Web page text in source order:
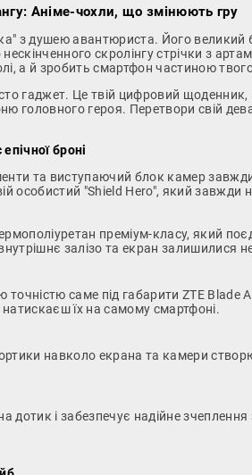
Аніме-чохли, що змінюють гру
з душею авантюриста. Його
скролінгу стрічки з
а й зробить смартфон частиною
гаджет. Це твій цифровий щоденник,
головного героя. Перетвори свій
броні
та виступаючий блок камер
особистий "Shield Hero", який завжди
преміум-класу, який
залізо та екран залишилися
саме під габарити ZTE Blade
їх на самому смартфоні.
навколо екрана та камери
дотик і забезпечує надійне